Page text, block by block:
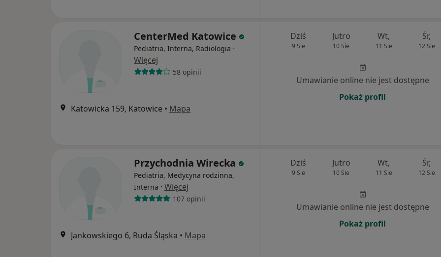
CenterMed Katowice
Pediatria, Interna, Radiologia ·
Więcej
58 opinii
Katowicka 159, Katowice • Mapa
Dziś
9 Sie
Jutro
10 Sie
Wt,
11 Sie
Śr,
12 Sie
Umawianie online nie jest dostępne
Pokaż profil
Przychodnia Wirecka
Pediatria, Medycyna rodzinna,
Interna · Więcej
107 opinii
Jankowskiego 6, Ruda Śląska • Mapa
Dziś
9 Sie
Jutro
10 Sie
Wt,
11 Sie
Śr,
12 Sie
Umawianie online nie jest dostępne
Pokaż profil